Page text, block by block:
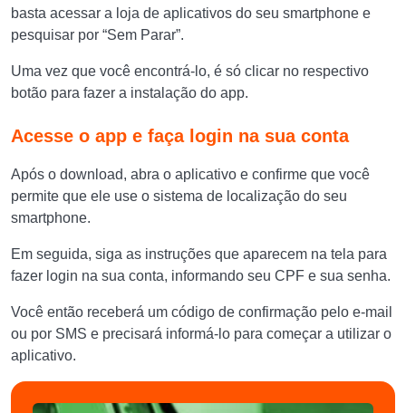
basta acessar a loja de aplicativos do seu smartphone e
pesquisar por “Sem Parar”.
Uma vez que você encontrá-lo, é só clicar no respectivo
botão para fazer a instalação do app.
Acesse o app e faça login na sua conta
Após o download, abra o aplicativo e confirme que você
permite que ele use o sistema de localização do seu
smartphone.
Em seguida, siga as instruções que aparecem na tela para
fazer login na sua conta, informando seu CPF e sua senha.
Você então receberá um código de confirmação pelo e-mail
ou por SMS e precisará informá-lo para começar a utilizar o
aplicativo.